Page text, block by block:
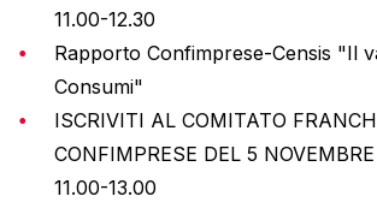
11.00-12.30
Rapporto Confimprese-Censis "Il
Consumi"
ISCRIVITI AL COMITATO
CONFIMPRESE DEL 5
11.00-13.00